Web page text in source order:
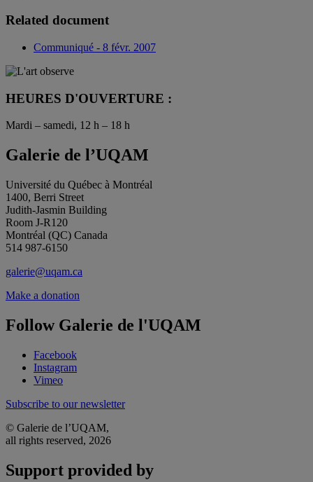
Related document
Communiqué - 8 févr. 2007
HEURES D'OUVERTURE :
Mardi – samedi, 12 h – 18 h
Galerie de l’UQAM
Université du Québec à Montréal
1400, Berri Street
Judith-Jasmin Building
Room J-R120
Montréal (QC) Canada
514 987-6150
galerie@uqam.ca
Make a donation
Follow Galerie de l'UQAM
Facebook
Instagram
Vimeo
Subscribe to our newsletter
© Galerie de l’UQAM,
all rights reserved, 2026
Support provided by